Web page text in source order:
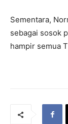
Sementara,
sebagai sosok
hampir semua